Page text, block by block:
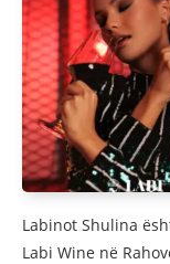
Labinot Shulina
Labi Wine në